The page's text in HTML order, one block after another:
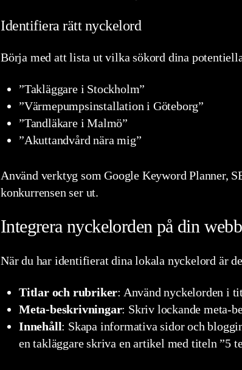
Identifiera rätt nyckelord
Börja med att lista ut vilka sökord dina
”Takläggare i Stockholm”
”Värmepumpsinstallation i Göteborg”
”Tandläkare i Malmö”
”Akuttandvård nära mig”
Använd verktyg som Google Keyword Planner,
konkurrensen ser ut.
Integrera nyckelorden på din
När du har identifierat dina lokala nyckelord är
Titlar och rubriker: Använd nyckelorden i
Meta-beskrivningar: Skriv lockande meta-
Innehåll: Skapa informativa sidor och
en takläggare skriva en artikel med titeln ”5